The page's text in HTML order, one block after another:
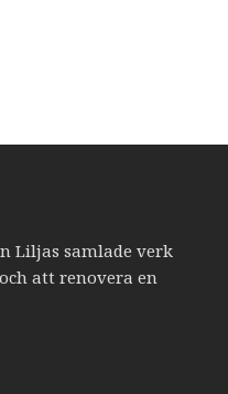
Liljas samlade verk
att renovera en